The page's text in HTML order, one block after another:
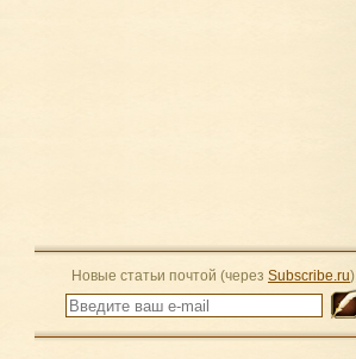
Новые статьи почтой (через Subscribe.ru)